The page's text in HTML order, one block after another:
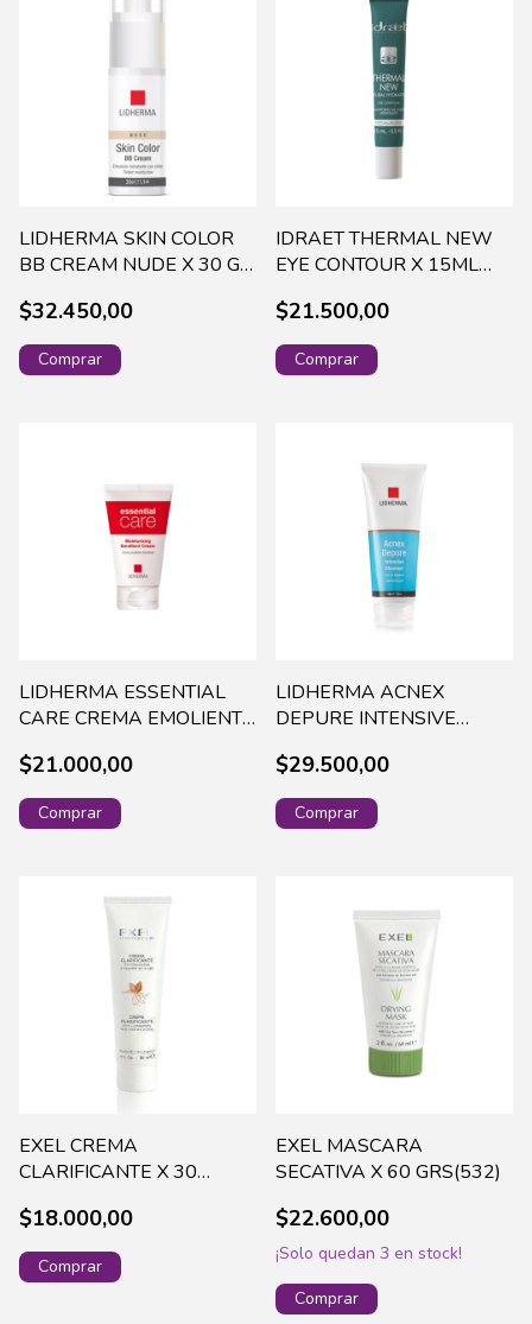
LIDHERMA SKIN COLOR
BB CREAM NUDE X 30 G
$32.450,00
IDRAET THERMAL NEW
EYE CONTOUR X 15ML
$21.500,00
LIDHERMA ESSENTIAL
CARE CREMA EMOLIENTE
ESSE-0003
$21.000,00
LIDHERMA ACNEX
DEPURE INTENSIVE
ACNE-0003
$29.500,00
EXEL CREMA
CLARIFICANTE X 30
$18.000,00
EXEL MASCARA
SECATIVA X 60 GRS(532)
$22.600,00
¡Solo quedan 3 en stock!